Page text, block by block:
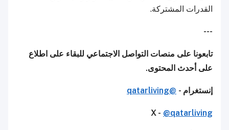
القدرات المشتركة.
---
تابعونا على منصات التواصل الاجتماعي للبقاء على اطلاع
على أحدث المحتوى.
إنستغرام - @qatarliving
X - @qatarliving